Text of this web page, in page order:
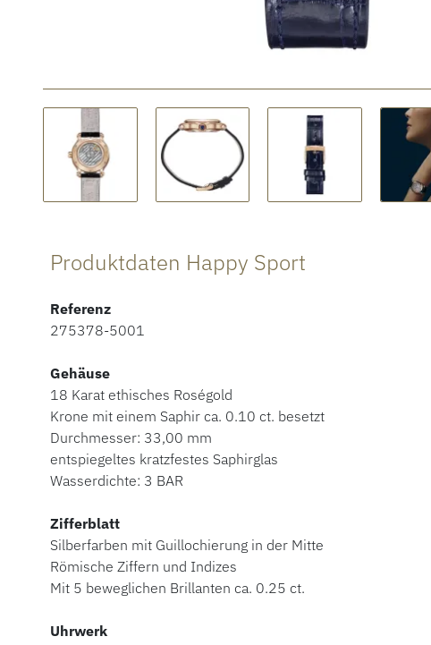
Produktdaten Happy Sport
Referenz
275378-5001
Gehäuse
18 Karat ethisches Roségold
Krone mit einem Saphir ca. 0.10 ct. besetzt
Durchmesser: 33,00 mm
entspiegeltes kratzfestes Saphirglas
Wasserdichte: 3 BAR
Zifferblatt
Silberfarben mit Guillochierung in der Mitte
Römische Ziffern und Indizes
Mit 5 beweglichen Brillanten ca. 0.25 ct.
Uhrwerk